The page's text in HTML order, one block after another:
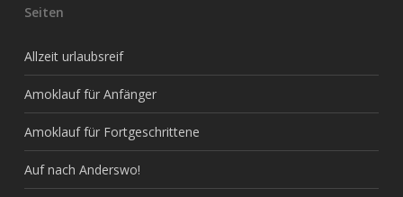
Seiten
Allzeit urlaubsreif
Amoklauf für Anfänger
Amoklauf für Fortgeschrittene
Auf nach Anderswo!